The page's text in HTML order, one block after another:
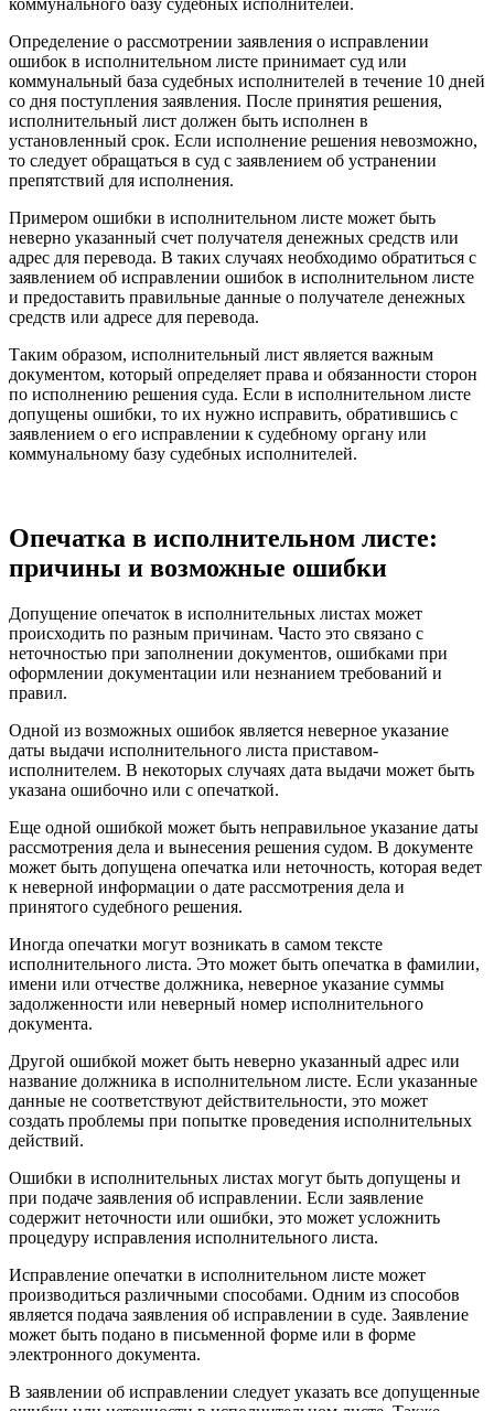
Определение о рассмотрении заявления о исправлении
ошибок в исполнительном листе принимает суд или
коммунальный база судебных исполнителей в течение 10 дней
со дня поступления заявления. После принятия решения,
исполнительный лист должен быть исполнен в
установленный срок. Если исполнение решения невозможно,
то следует обращаться в суд с заявлением об устранении
препятствий для исполнения.
Примером ошибки в исполнительном листе может быть
неверно указанный счет получателя денежных средств или
адрес для перевода. В таких случаях необходимо обратиться с
заявлением об исправлении ошибок в исполнительном листе
и предоставить правильные данные о получателе денежных
средств или адресе для перевода.
Таким образом, исполнительный лист является важным
документом, который определяет права и обязанности сторон
по исполнению решения суда. Если в исполнительном листе
допущены ошибки, то их нужно исправить, обратившись с
заявлением о его исправлении к судебному органу или
коммунальному базу судебных исполнителей.
Опечатка в исполнительном листе:
причины и возможные ошибки
Допущение опечаток в исполнительных листах может
происходить по разным причинам. Часто это связано с
неточностью при заполнении документов, ошибками при
оформлении документации или незнанием требований и
правил.
Одной из возможных ошибок является неверное указание
даты выдачи исполнительного листа приставом-
исполнителем. В некоторых случаях дата выдачи может быть
указана ошибочно или с опечаткой.
Еще одной ошибкой может быть неправильное указание даты
рассмотрения дела и вынесения решения судом. В документе
может быть допущена опечатка или неточность, которая ведет
к неверной информации о дате рассмотрения дела и
принятого судебного решения.
Иногда опечатки могут возникать в самом тексте
исполнительного листа. Это может быть опечатка в фамилии,
имени или отчестве должника, неверное указание суммы
задолженности или неверный номер исполнительного
документа.
Другой ошибкой может быть неверно указанный адрес или
название должника в исполнительном листе. Если указанные
данные не соответствуют действительности, это может
создать проблемы при попытке проведения исполнительных
действий.
Ошибки в исполнительных листах могут быть допущены и
при подаче заявления об исправлении. Если заявление
содержит неточности или ошибки, это может усложнить
процедуру исправления исполнительного листа.
Исправление опечатки в исполнительном листе может
производиться различными способами. Одним из способов
является подача заявления об исправлении в суде. Заявление
может быть подано в письменной форме или в форме
электронного документа.
В заявлении об исправлении следует указать все допущенные